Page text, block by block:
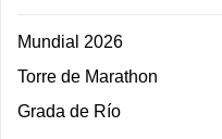
Mundial 2026
Torre de Marathon
Grada de Río